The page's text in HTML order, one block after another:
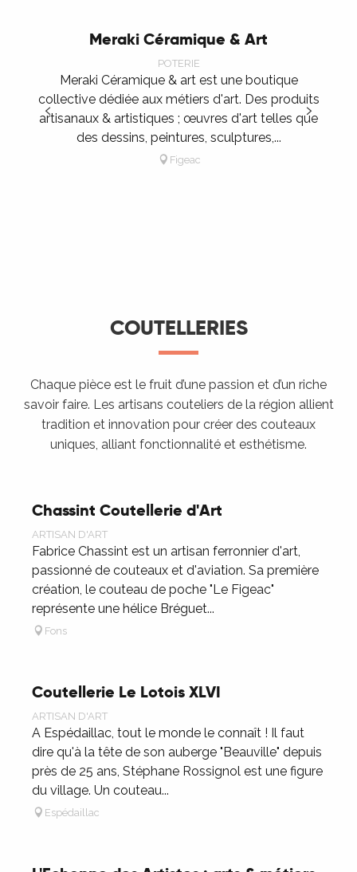
Meraki Céramique & Art
POTERIE
Meraki Céramique & art est une boutique
collective dédiée aux métiers d'art. Des produits
artisanaux & artistiques ; œuvres d'art telles que
des dessins, peintures, sculptures,...
Figeac
COUTELLERIES
Chaque pièce est le fruit d’une passion et d’un riche
savoir faire. Les artisans couteliers de la région allient
tradition et innovation pour créer des couteaux
uniques, alliant fonctionnalité et esthétisme.
Chassint Coutellerie d'Art
ARTISAN D'ART
Fabrice Chassint est un artisan ferronnier d'art,
passionné de couteaux et d'aviation. Sa première
création, le couteau de poche "Le Figeac"
représente une hélice Bréguet...
Fons
Coutellerie Le Lotois XLVI
ARTISAN D'ART
A Espédaillac, tout le monde le connaît ! Il faut
dire qu'à la tête de son auberge "Beauville" depuis
près de 25 ans, Stéphane Rossignol est une figure
du village. Un couteau...
Espédaillac